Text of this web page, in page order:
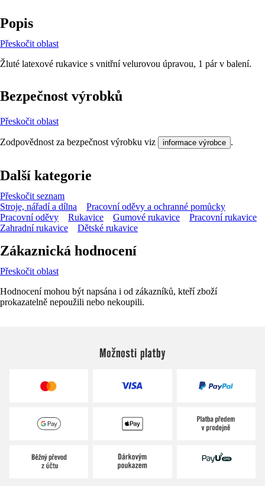
Popis
Přeskočit oblast
Žluté latexové rukavice s vnitřní velurovou úpravou, 1 pár v balení.
Bezpečnost výrobků
Přeskočit oblast
Zodpovědnost za bezpečnost výrobku viz informace výrobce .
Další kategorie
Přeskočit seznam
Stroje, nářadí a dílna
Pracovní oděvy a ochranné pomůcky
Pracovní oděvy
Rukavice Gumové rukavice
Pracovní rukavice
Zahradní rukavice
Dětské rukavice
Zákaznická hodnocení
Přeskočit oblast
Hodnocení mohou být napsána i od zákazníků, kteří zboží
prokazatelně nepoužili nebo nekoupili.
Možnosti platby